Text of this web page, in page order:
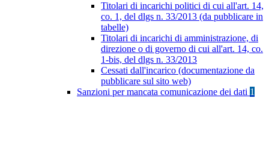
Titolari di incarichi politici di cui all'art. 14,
co. 1, del dlgs n. 33/2013 (da pubblicare in
tabelle)
Titolari di incarichi di amministrazione, di
direzione o di governo di cui all'art. 14, co.
1-bis, del dlgs n. 33/2013
Cessati dall'incarico (documentazione da
pubblicare sul sito web)
Sanzioni per mancata comunicazione dei dati 1